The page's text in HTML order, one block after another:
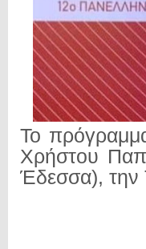
Το
Χρήστου
Έδεσσα), την